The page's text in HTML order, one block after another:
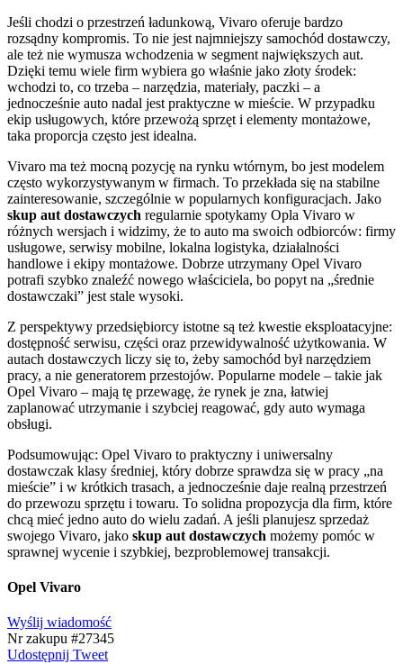
Jeśli chodzi o przestrzeń ładunkową, Vivaro oferuje bardzo
rozsądny kompromis. To nie jest najmniejszy samochód dostawczy,
ale też nie wymusza wchodzenia w segment największych aut.
Dzięki temu wiele firm wybiera go właśnie jako złoty środek:
wchodzi to, co trzeba – narzędzia, materiały, paczki – a
jednocześnie auto nadal jest praktyczne w mieście. W przypadku
ekip usługowych, które przewożą sprzęt i elementy montażowe,
taka proporcja często jest idealna.
Vivaro ma też mocną pozycję na rynku wtórnym, bo jest modelem
często wykorzystywanym w firmach. To przekłada się na stabilne
zainteresowanie, szczególnie w popularnych konfiguracjach. Jako
skup aut dostawczych regularnie spotykamy Opla Vivaro w
różnych wersjach i widzimy, że to auto ma swoich odbiorców: firmy
usługowe, serwisy mobilne, lokalna logistyka, działalności
handlowe i ekipy montażowe. Dobrze utrzymany Opel Vivaro
potrafi szybko znaleźć nowego właściciela, bo popyt na „średnie
dostawczaki” jest stale wysoki.
Z perspektywy przedsiębiorcy istotne są też kwestie eksploatacyjne:
dostępność serwisu, części oraz przewidywalność użytkowania. W
autach dostawczych liczy się to, żeby samochód był narzędziem
pracy, a nie generatorem przestojów. Popularne modele – takie jak
Opel Vivaro – mają tę przewagę, że rynek je zna, łatwiej
zaplanować utrzymanie i szybciej reagować, gdy auto wymaga
obsługi.
Podsumowując: Opel Vivaro to praktyczny i uniwersalny
dostawczak klasy średniej, który dobrze sprawdza się w pracy „na
mieście” i w krótkich trasach, a jednocześnie daje realną przestrzeń
do przewozu sprzętu i towaru. To solidna propozycja dla firm, które
chcą mieć jedno auto do wielu zadań. A jeśli planujesz sprzedaż
swojego Vivaro, jako skup aut dostawczych możemy pomóc w
sprawnej wycenie i szybkiej, bezproblemowej transakcji.
Opel Vivaro
Wyślij wiadomość
Nr zakupu #27345
Udostępnij Tweet